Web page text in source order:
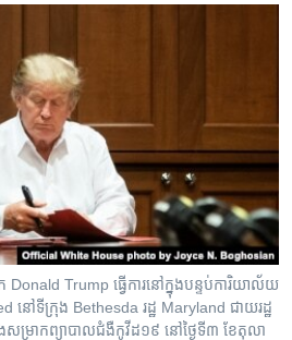
Trump ធ្វើការនៅក្នុងបន្ទប់ការិយាល័យ
នៅទីក្រុង Bethesda រដ្ឋ Maryland ជាយរដ្ឋ
រាកព្យាបាលជំងឺកូវីដ១៩ នៅថ្ងៃទី៣ ខែតុលា